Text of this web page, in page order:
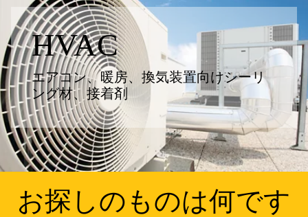
HVAC
エアコン、暖房、換気装置向けシーリ
ング材、接着剤
お探しのものは何です